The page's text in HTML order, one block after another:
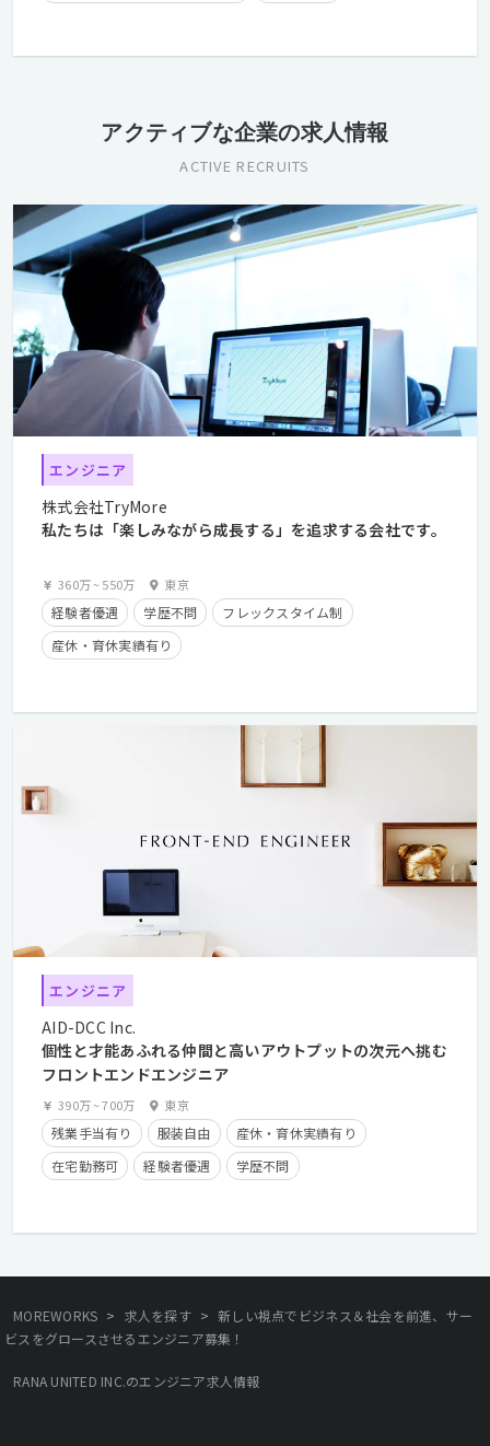
アクティブな企業の求人情報
ACTIVE RECRUITS
エンジニア
株式会社TryMore
私たちは「楽しみながら成長する」を追求する会社です。
360万~550万 東京
経験者優遇 学歴不問
フレックスタイム制
産休・育休実績有り
エンジニア
AID-DCC Inc.
個性と才能あふれる仲間と高いアウトプットの次元へ挑む
フロントエンドエンジニア
390万~700万 東京
残業手当有り 服装自由
産休・育休実績有り
在宅勤務可
経験者優遇
学歴不問
MOREWORKS > 求人を探す > 新しい視点でビジネス＆社会を前進、サー
ビスをグロースさせるエンジニア募集！
RANA UNITED INC.のエンジニア求人情報